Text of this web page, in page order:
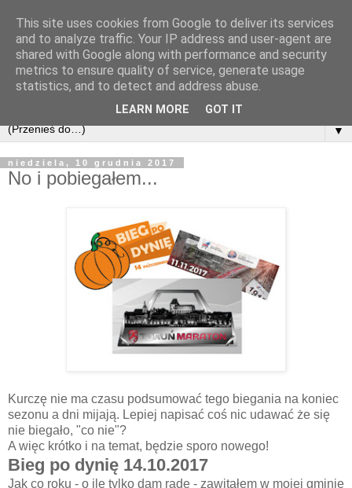
▼
niedziela, 10 grudnia 2017
No i pobiegałem...
Kurczę nie ma czasu podsumować tego biegania na koniec
sezonu a dni mijają. Lepiej napisać coś nic udawać że się
nie biegało, "co nie"?
A więc krótko i na temat, będzie sporo nowego!
Bieg po dynię 14.10.2017
Jak co roku - o ile tylko dam radę - zawitałem w mojej gminie
This site uses cookies from Google to deliver its services
and to analyze traffic. Your IP address and user-agent are
shared with Google along with performance and security
metrics to ensure quality of service, generate usage
statistics, and to detect and address abuse.
LEARN MORE GOT IT